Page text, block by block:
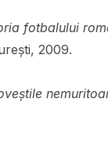
fotbalului
2009.